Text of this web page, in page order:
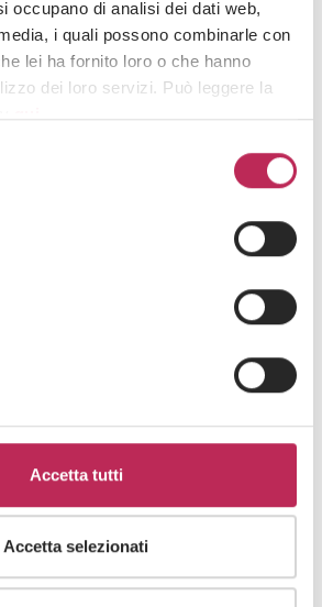
occupano di analisi dei dati web,
i quali possono combinarle con
lei ha fornito loro o che hanno
dei loro servizi. Può leggere la
questo banner, cliccando in
o accedendo ad un’altra pagina del
Accetta tutti
Accetta selezionati
dichiari di aver preso visione